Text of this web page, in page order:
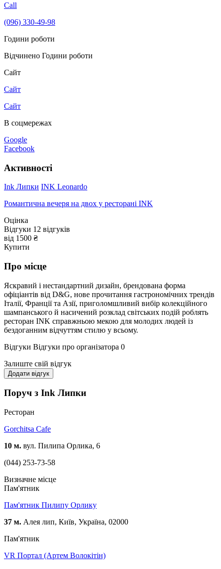
Call
(096) 330-49-98
Години роботи
Відчинено Години роботи
Сайт
Сайт
Сайт
В соцмережах
Google
Facebook
Активності
Ink Липки INK Leonardo
Романтична вечеря на двох у ресторані INK
Оцінка
Відгуки 12 відгуків
від 1500 ₴
Купити
Про місце
Яскравий і нестандартний дизайн, брендована форма
офіціантів від D&G, нове прочитання гастрономічних трендів
Італії, Франції та Азії, приголомшливий вибір колекційного
шампанського й насичений розклад світських подій роблять
ресторан INK справжньою мекою для молодих людей із
бездоганним відчуттям стилю у всьому.
Відгуки Відгуки про організатора 0
Залиште свій відгук
Додати відгук
Поруч з Ink Липки
Ресторан
Gorchitsa Cafe
10 м. вул. Пилипа Орлика, 6
(044) 253-73-58
Визначне місце
Пам'ятник
Пам'ятник Пилипу Орлику
37 м. Алея лип, Київ, Україна, 02000
Пам'ятник
VR Портал (Артем Волокітін)